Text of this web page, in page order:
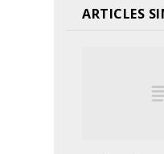
ARTICLES